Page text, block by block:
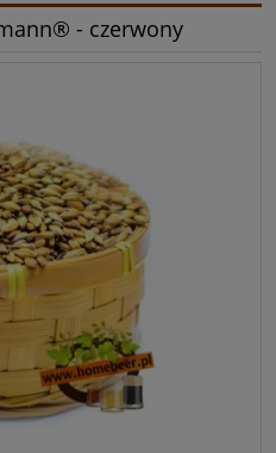
- czerwony